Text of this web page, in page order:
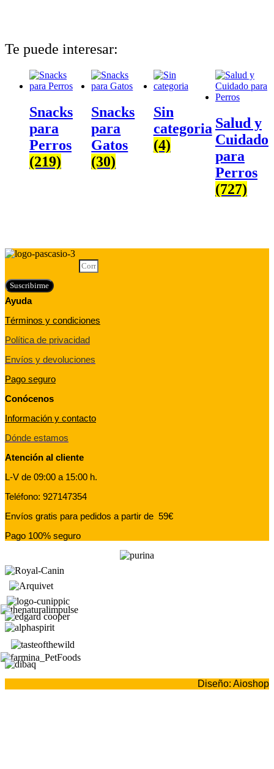
Te puede interesar:
Snacks
para
Perros
(219)
Snacks
para
Gatos
(30)
Sin
categoria
(4)
Salud y
Cuidado
para
Perros
(727)
Suscribirme
Ayuda
Términos y condiciones
Política de privacidad
Envíos y devoluciones
Pago seguro
Conócenos
Información y contacto
Dónde estamos
Atención al cliente
L-V de 09:00 a 15:00 h.
Teléfono: 927147354
Envíos gratis para pedidos a partir de 59€
Pago 100% seguro
Diseño: Aioshop